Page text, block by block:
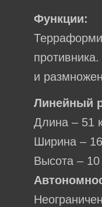
Функции:
и
Линейный
Длина – 51
Ширина –
Высота –